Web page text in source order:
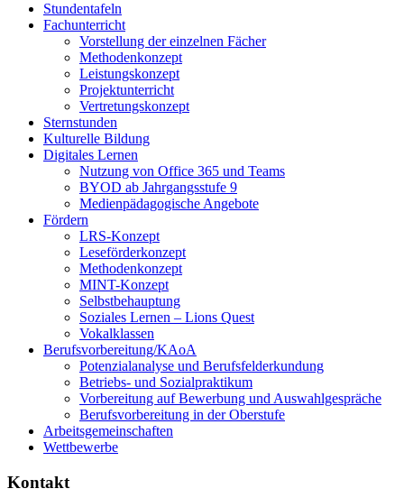
Stundentafeln
Fachunterricht
Vorstellung der einzelnen Fächer
Methodenkonzept
Leistungskonzept
Projektunterricht
Vertretungskonzept
Sternstunden
Kulturelle Bildung
Digitales Lernen
Nutzung von Office 365 und Teams
BYOD ab Jahrgangsstufe 9
Medienpädagogische Angebote
Fördern
LRS-Konzept
Leseförderkonzept
Methodenkonzept
MINT-Konzept
Selbstbehauptung
Soziales Lernen – Lions Quest
Vokalklassen
Berufsvorbereitung/KAoA
Potenzialanalyse und Berufsfelderkundung
Betriebs- und Sozialpraktikum
Vorbereitung auf Bewerbung und Auswahlgespräche
Berufsvorbereitung in der Oberstufe
Arbeitsgemeinschaften
Wettbewerbe
Kontakt